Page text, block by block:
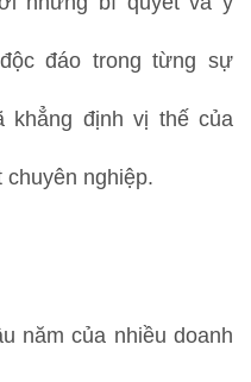
đáo trong từng sự
khẳng định vị thế của
nghiệp.
năm của nhiều doanh